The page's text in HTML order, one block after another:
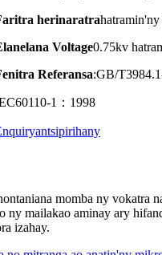
herinaratra
Voltage0.75kv
Referansa:GB/
1：1998
antsipirihany
momba ny vokatra
ny mailakao aminay ary
izahay.